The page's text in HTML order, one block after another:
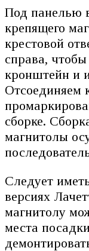
Под панелью
крепящего
крестовой
справа,
кронштейн и
Отсоединяем
сборке.
магнитолы
Следует
версиях
магнитолу
места